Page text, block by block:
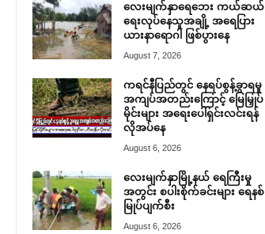
လေးမျက်နှာရေဘေး ကယ်ဆယ်
ရေးလုပ်နေသူအချို့ အရေပြား
ယားနာရောဂါ ဖြစ်ပွားနေ
August 7, 2026
ကရင်နီပြည်တွင် နေရပ်စွန့်ခွာရမှု
အကျပ်အတည်းကြောင့် မြေမြှုပ်
မိုင်းများ အရေးပေါ်ရှင်းလင်းရန်
လိုအပ်နေ
August 6, 2026
လေးမျက်နှာမြို့နယ် ရေကြီးမှု
အတွင်း စပါးစိုက်ခင်းများ ရေနစ်
မြုပ်ပျက်စီး
August 6, 2026